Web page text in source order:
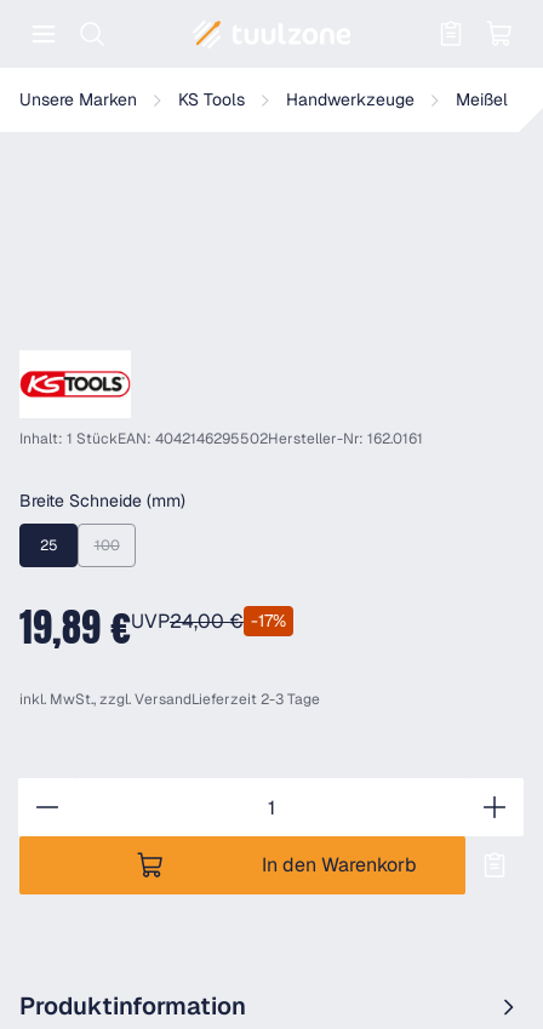
Unsere Marken KS Tools Handwerkzeuge Meißel
KS Tools Fugenmeißel mit Handschutzgriff, 8-kant
Inhalt: 1 StückEAN: 4042146295502Hersteller-Nr: 162.0161
Breite Schneide (mm)auswählen
25 100(Diese Option ist zurzeit nicht verfügbar.)
19,89 €UVP24,00 € -17%
inkl. MwSt., zzgl.VersandLieferzeit 2-3 Tage
In den Warenkorb
Produktinformation